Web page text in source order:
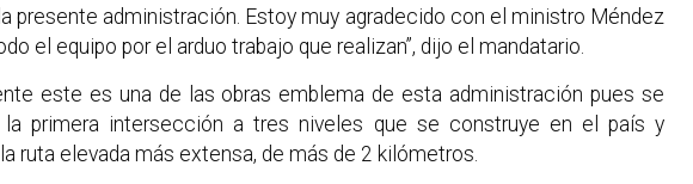
presente administración. Estoy muy agradecido con el ministro Méndez
el equipo por el arduo trabajo que realizan”, dijo el mandatario.
este es una de las obras emblema de esta administración pues se
primera intersección a tres niveles que se construye en el país y
ruta elevada más extensa, de más de 2 kilómetros.